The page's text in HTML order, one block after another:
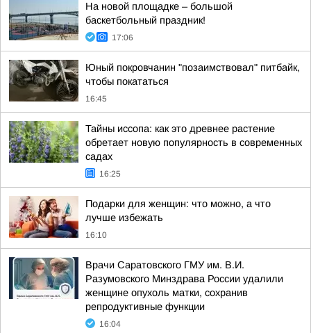
На новой площадке – большой
баскетбольный праздник!
17:06
Юный покровчанин "позаимствовал" питбайк,
чтобы покататься
16:45
Тайны иссопа: как это древнее растение
обретает новую популярность в современных
садах
16:25
Подарки для женщин: что можно, а что
лучше избежать
16:10
Врачи Саратовского ГМУ им. В.И.
Разумовского Минздрава России удалили
женщине опухоль матки, сохранив
репродуктивные функции
16:04